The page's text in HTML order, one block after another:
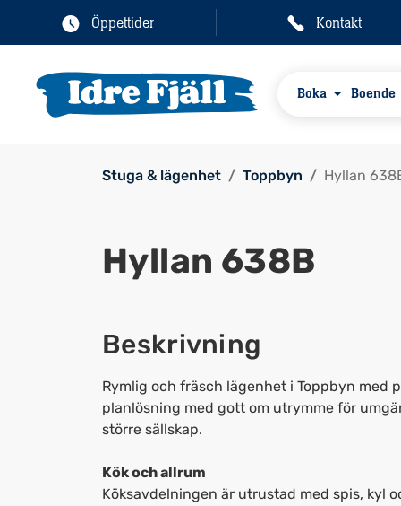
Öppettider Kontakt
Boka Boende
Stuga & lägenhet Toppbyn Hyllan
Hyllan 638B
Beskrivning
Rymlig och fräsch lägenhet i Toppbyn med
planlösning med gott om utrymme för
större sällskap.
Kök och allrum
Köksavdelningen är utrustad med spis, kyl